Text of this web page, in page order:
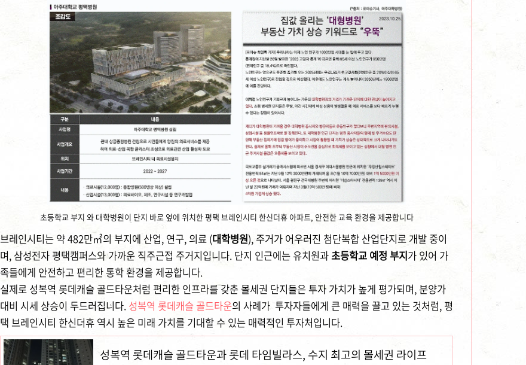
초등학교 부지 와 대학병원이 단지 바로 옆에 위치한 평택 브레인시티 한신더휴 아파트, 안전한 교육 환경을 제공합니다
브레인시티는 약 482만㎡의 부지에 산업, 연구, 의료 (대학병원), 주거가 어우러진 첨단복합 산업단지로 개발 중이
며, 삼성전자 평택캠퍼스와 가까운 직주근접 주거지입니다. 단지 인근에는 유치원과초등학교 예정 부지가 있어 가
족들에게 안전하고 편리한 통학 환경을 제공합니다.
실제로 성복역 롯데캐슬 골드타운처럼 편리한 인프라를 갖춘 몰세권 단지들은 투자 가치가 높게 평가되며, 분양가
대비 시세 상승이 두드러집니다. 성복역 롯데캐슬 골드타운의 사례가 투자자들에게 큰 매력을 끌고 있는 것처럼, 평
택 브레인시티 한신더휴 역시 높은 미래 가치를 기대할 수 있는 매력적인 투자처입니다.
성복역 롯데캐슬 골드타운과 롯데 타임빌라스, 수지 최고의 몰세권 라이프